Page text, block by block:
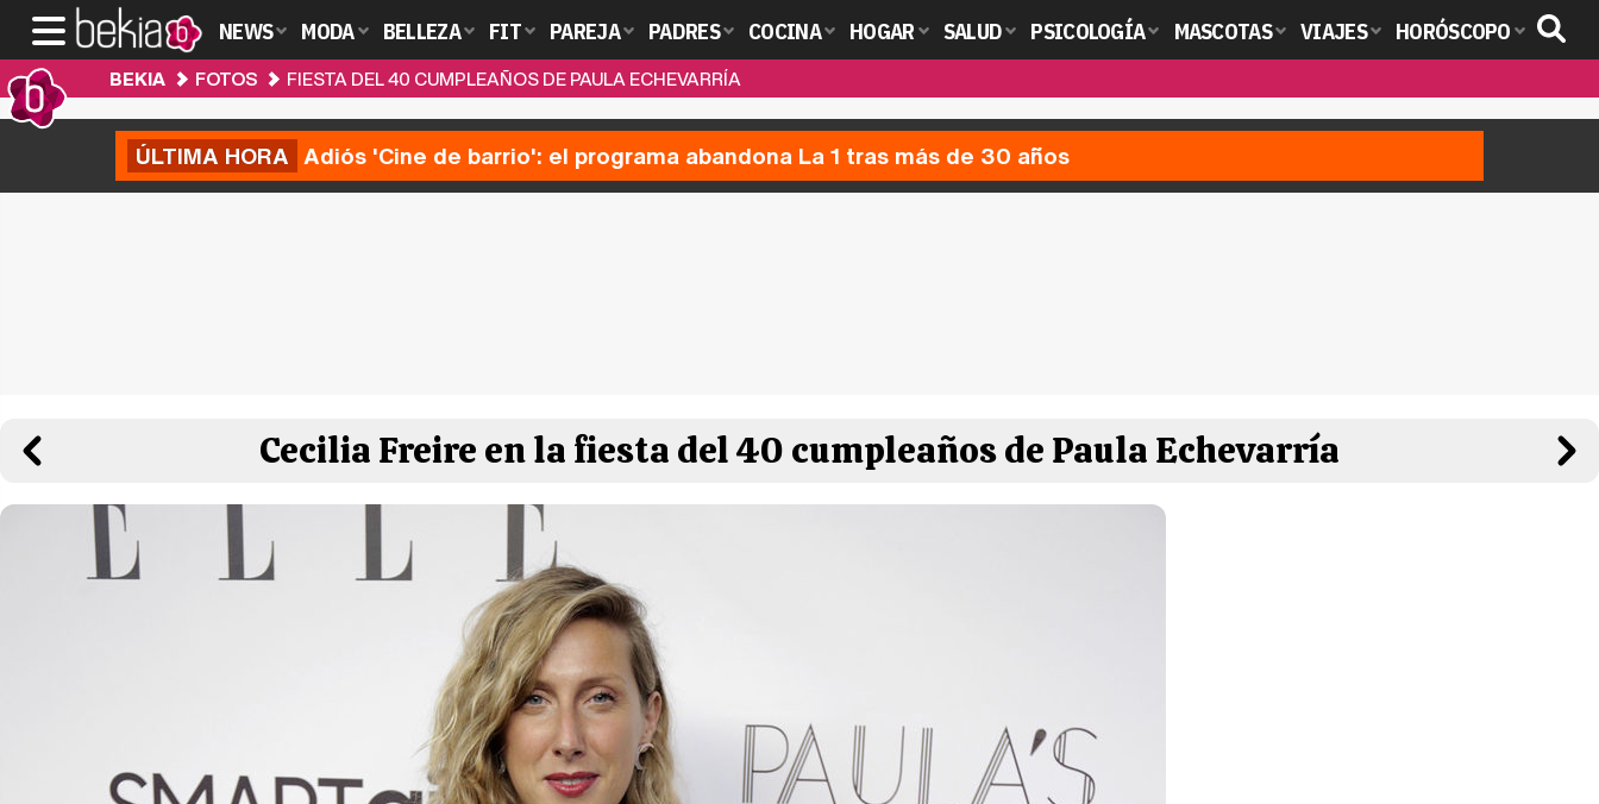
NEWS MODA BELLEZA FIT PAREJA PADRES COCINA HOGAR SALUD PSICOLOGÍA MASCOTAS VIAJES HORÓSCOPO
BEKIA FOTOS FIESTA DEL 40 CUMPLEAÑOS DE PAULA ECHEVARRÍA
ÚLTIMA HORA Adiós 'Cine de barrio': el programa abandona La 1 tras más de 30 años
Cecilia Freire en la fiesta del 40 cumpleaños de Paula Echevarría